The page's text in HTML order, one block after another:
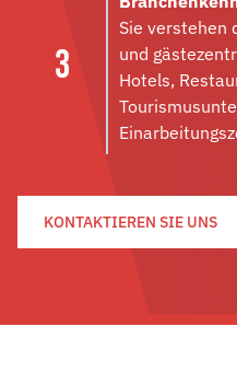
Sie verstehen
und
Hotels,
KONTAKTIEREN SIE UNS